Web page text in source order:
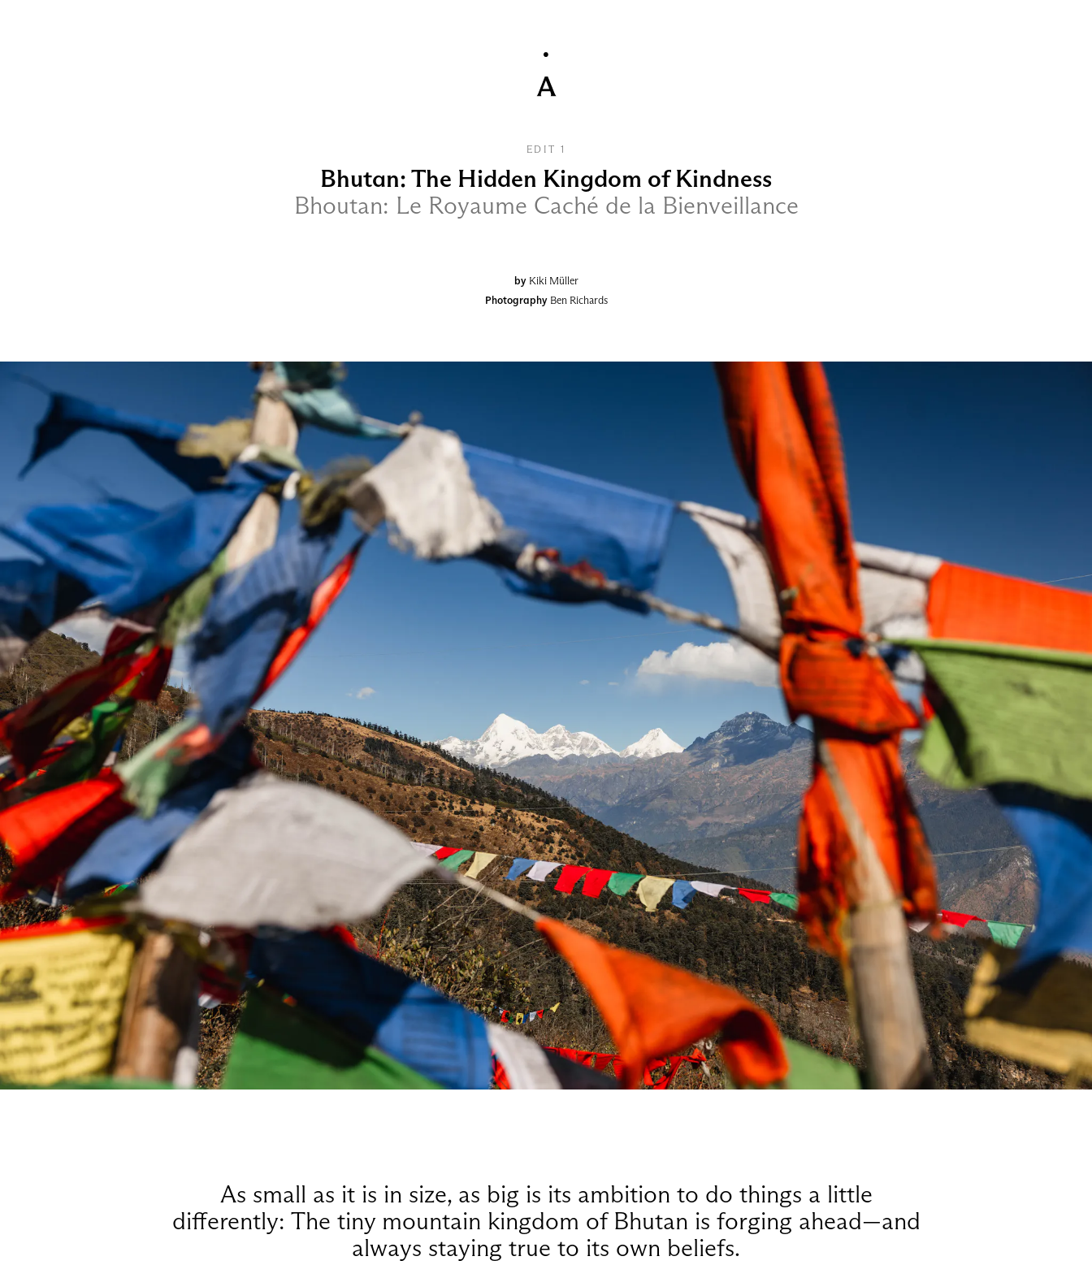
EDIT 1
Bhutan: The Hidden Kingdom of Kindness
Bhoutan: Le Royaume Caché de la Bienveillance
by Kiki Müller
Photography Ben Richards
As small as it is in size, as big is its ambition to do things a little
differently: The tiny mountain kingdom of Bhutan is forging ahead—and
always staying true to its own beliefs.